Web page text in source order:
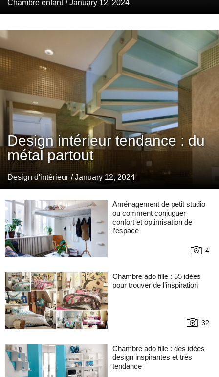
Chambre enfant / January 12, 2024
Design intérieur tendance : du
métal partout
Design d'intérieur / January 12, 2024
Aménagement de petit studio
ou comment conjuguer
confort et optimisation de
l’espace
4
Chambre ado fille : 55 idées
pour trouver de l’inspiration
32
Chambre ado fille : des idées
design inspirantes et très
tendance